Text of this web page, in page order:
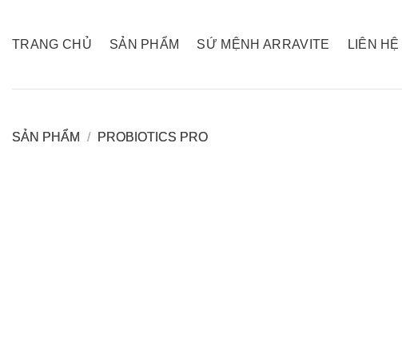
content
TRANG CHỦ SẢN PHẨM SỨ MỆNH ARRAVITE LIÊN HỆ
SẢN PHẨM / PROBIOTICS PRO